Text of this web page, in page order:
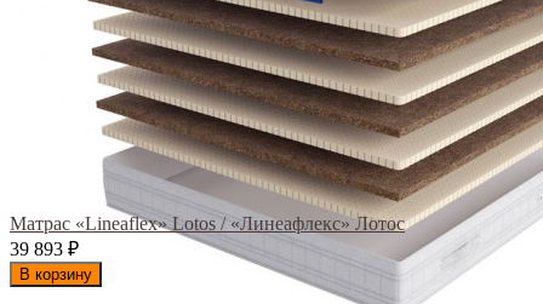
Матрас «Lineaflex» Lotos / «Линеафлекс» Лотос
39 893 ₽
В корзину